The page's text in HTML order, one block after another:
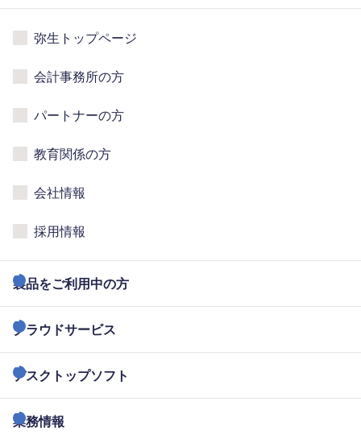
弥生トップページ
会計事務所の方
パートナーの方
教育関係の方
会社情報
採用情報
製品をご利用中の方
クラウドサービス
デスクトップソフト
業務情報